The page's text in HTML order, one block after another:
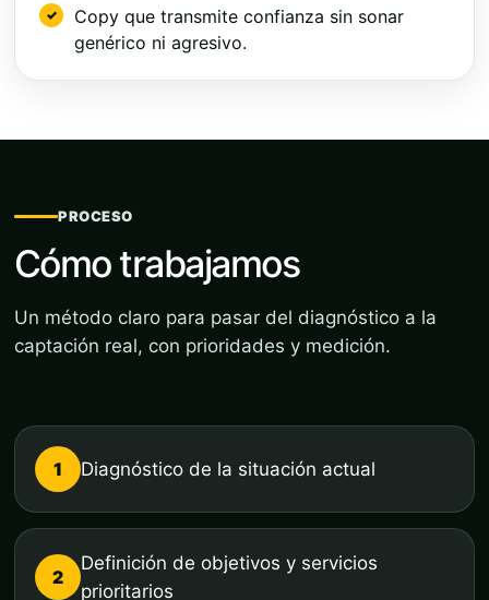
Copy que transmite confianza sin sonar
genérico ni agresivo.
PROCESO
Cómo trabajamos
Un método claro para pasar del diagnóstico a la
captación real, con prioridades y medición.
1 Diagnóstico de la situación actual
2
Definición de objetivos y servicios
prioritarios